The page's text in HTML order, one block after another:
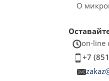
О
on-line
+7